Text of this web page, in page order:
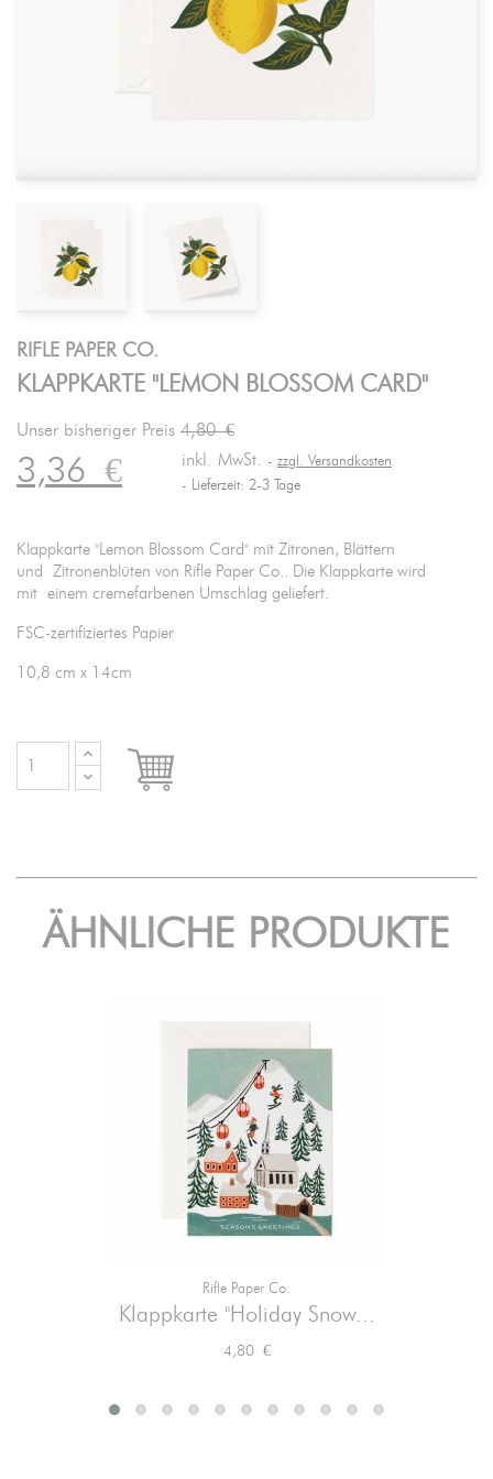
RIFLE PAPER CO.
KLAPPKARTE "LEMON BLOSSOM CARD"
Unser bisheriger Preis 4,80 €
3,36€ inkl. MwSt.
zzgl. Versandkosten
Lieferzeit: 2-3 Tage
Klappkarte "Lemon Blossom Card" mit Zitronen, Blättern
und Zitronenblüten von Rifle Paper Co.. Die Klappkarte wird
mit einem cremefarbenen Umschlag geliefert.
FSC-zertifiziertes Papier
10,8 cm x 14cm

ÄHNLICHE PRODUKTE
Rifle Paper Co.
Klappkarte "Holiday Snow...
Preis
4,80 €